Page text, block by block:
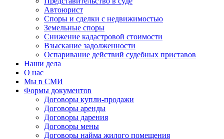
Автоюрист
Споры и сделки с недвижимостью
Земельные споры
Снижение кадастровой стоимости
Взыскание задолженности
Оспаривание действий судебных приставов
Наши дела
О нас
Мы в СМИ
Формы документов
Договоры купли-продажи
Договоры аренды
Договоры дарения
Договоры мены
Договоры найма жилого помещения